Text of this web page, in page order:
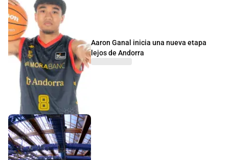
Aaron Ganal inicia una nueva etapa
lejos de Andorra